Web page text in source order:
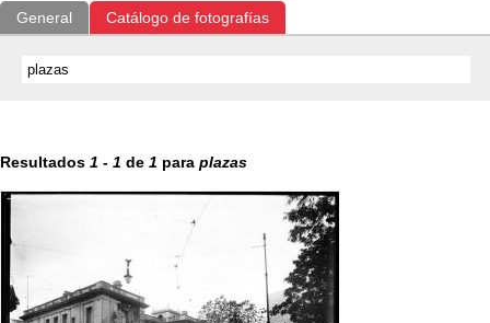
General Catálogo de fotografías
Resultados 1 - 1 de 1 para plazas